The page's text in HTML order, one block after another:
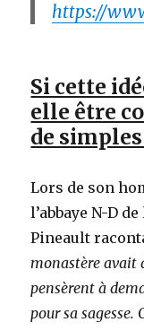
https://
Si cette
elle être
de
Lors de son
l’abbaye N-D
Pineault
monastère avait
pensèrent à
pour sa